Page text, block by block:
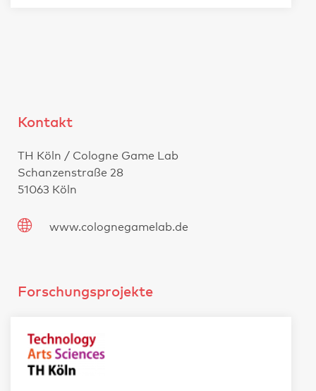
Kontakt
TH Köln / Cologne Game Lab
Schanzenstraße 28
51063 Köln
www.colognegamelab.de
Forschungsprojekte